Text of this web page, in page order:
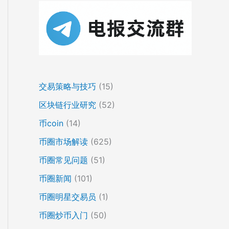
交易策略与技巧 (15)
区块链行业研究 (52)
币coin (14)
币圈市场解读 (625)
币圈常见问题 (51)
币圈新闻 (101)
币圈明星交易员 (1)
币圈炒币入门 (50)